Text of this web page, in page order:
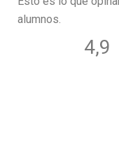
alumnos.
4,9